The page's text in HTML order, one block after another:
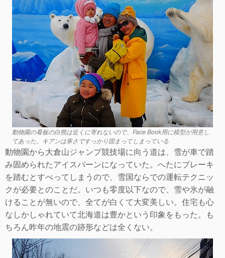
動物園の看板の白熊は近くに寄れないので、Face Book用に模型が用意し
てあった。キアンは寒さですっかり固まってしまっている
動物園から大倉山ジャンプ競技場に向う道は、雪が車で踏
み固められたアイスバーンになっていた。へたにブレーキ
を踏むとすべってしまうので、雪国ならでの運転テクニッ
クが必要とのことだ。いつも零度以下なので、雪や氷が融
けることが無いので、全てが白くて大変美しい。住宅も心
なしかしゃれていて北海道は豊かという印象をもった。も
ちろん昨年の地震の跡形などは全くない。